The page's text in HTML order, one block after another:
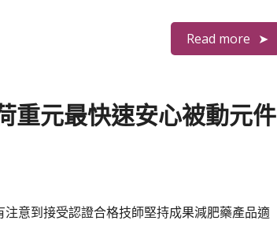
Read more
重元最快速安心被動元件
意到接受認證合格技師堅持成果減肥藥產品適